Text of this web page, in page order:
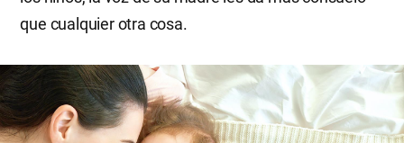
que cualquier otra cosa.